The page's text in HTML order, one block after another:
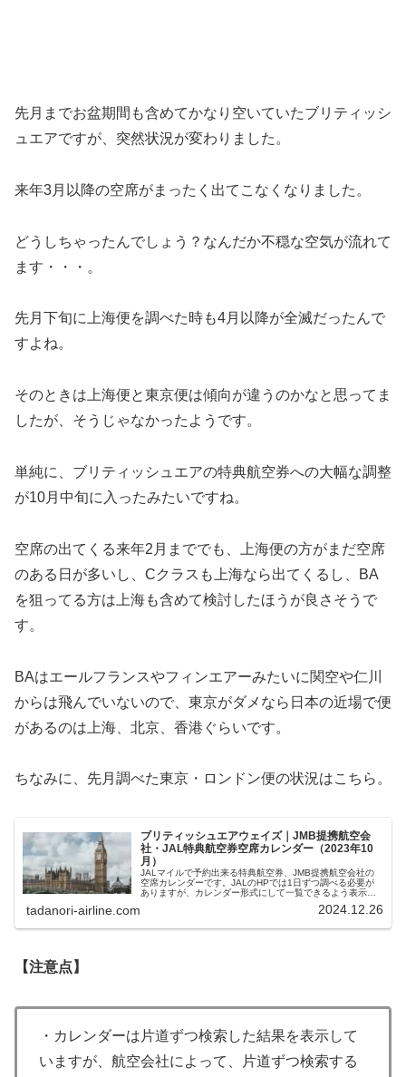
先月までお盆期間も含めてかなり空いていたブリティッシ
ュエアですが、突然状況が変わりました。
来年3月以降の空席がまったく出てこなくなりました。
どうしちゃったんでしょう？なんだか不穏な空気が流れて
ます・・・。
先月下旬に上海便を調べた時も4月以降が全滅だったんで
すよね。
そのときは上海便と東京便は傾向が違うのかなと思ってま
したが、そうじゃなかったようです。
単純に、ブリティッシュエアの特典航空券への大幅な調整
が10月中旬に入ったみたいですね。
空席の出てくる来年2月まででも、上海便の方がまだ空席
のある日が多いし、Cクラスも上海なら出てくるし、BA
を狙ってる方は上海も含めて検討したほうが良さそうで
す。
BAはエールフランスやフィンエアーみたいに関空や仁川
からは飛んでいないので、東京がダメなら日本の近場で便
があるのは上海、北京、香港ぐらいです。
ちなみに、先月調べた東京・ロンドン便の状況はこちら。
ブリティッシュエアウェイズ｜JMB提携航空会
社・JAL特典航空券空席カレンダー（2023年10
月）
JALマイルで予約出来る特典航空券、JMB提携航空会社の
空席カレンダーです。JALのHPでは1日ずつ調べる必要が
ありますが、カレンダー形式にして一覧できるよう表示し
tadanori-airline.com 2024.12.26
【注意点】
・カレンダーは片道ずつ検索した結果を表示して
いますが、航空会社によって、片道ずつ検索する